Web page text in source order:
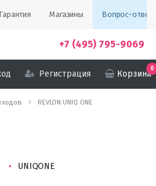
Гарантия Магазины Вопрос-ответ
+7 (495) 795-9069
Регистрация Корзина
0
REVLON UNIQ ONE
UNIQONE